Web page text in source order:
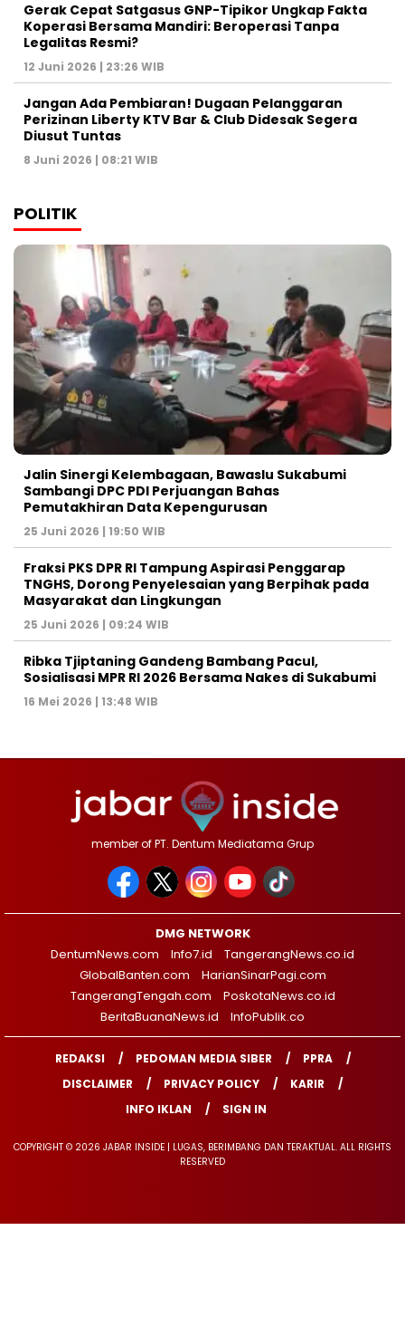
Gerak Cepat Satgasus GNP-Tipikor Ungkap Fakta
Koperasi Bersama Mandiri: Beroperasi Tanpa
Legalitas Resmi?
12 Juni 2026 | 23:26 WIB
Jangan Ada Pembiaran! Dugaan Pelanggaran
Perizinan Liberty KTV Bar & Club Didesak Segera
Diusut Tuntas
8 Juni 2026 | 08:21 WIB
POLITIK
Jalin Sinergi Kelembagaan, Bawaslu Sukabumi
Sambangi DPC PDI Perjuangan Bahas
Pemutakhiran Data Kepengurusan
25 Juni 2026 | 19:50 WIB
‎Fraksi PKS DPR RI Tampung Aspirasi Penggarap
TNGHS, Dorong Penyelesaian yang Berpihak pada
Masyarakat dan Lingkungan‎
25 Juni 2026 | 09:24 WIB
Ribka Tjiptaning Gandeng Bambang Pacul,
Sosialisasi MPR RI 2026 Bersama Nakes di Sukabumi
16 Mei 2026 | 13:48 WIB
member of PT. Dentum Mediatama Grup
DMG NETWORK
DentumNews.com
Info7.id
TangerangNews.co.id
GlobalBanten.com
HarianSinarPagi.com
TangerangTengah.com
PoskotaNews.co.id
BeritaBuanaNews.id
InfoPublik.co
REDAKSI PEDOMAN MEDIA SIBER
PPRA
DISCLAIMER
PRIVACY POLICY
KARIR
INFO IKLAN
SIGN IN
COPYRIGHT © 2026 JABAR INSIDE | LUGAS, BERIMBANG DAN TERAKTUAL. ALL RIGHTS
RESERVED